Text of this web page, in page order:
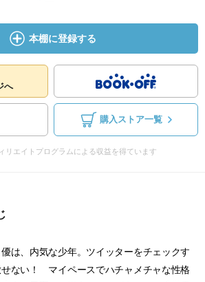
本棚に登録する
へ
購入ストア一覧
リエイトプログラムによる収益を得ています
は、内気な少年。ツイッターをチェックす
せない！ マイペースでハチャメチャな性格